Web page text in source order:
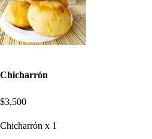
Chicharrón
$3,500
Chicharrón x 1